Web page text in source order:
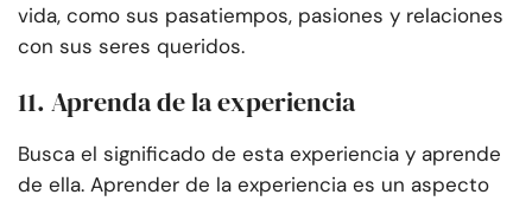
vida, como sus pasatiempos, pasiones y relaciones
con sus seres queridos.
11. Aprenda de la experiencia
Busca el significado de esta experiencia y aprende
de ella. Aprender de la experiencia es un aspecto